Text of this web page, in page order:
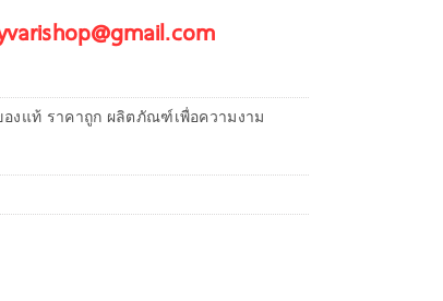
องแท้ ราคาถูก ผลิตภัณฑ์เพื่อความงาม